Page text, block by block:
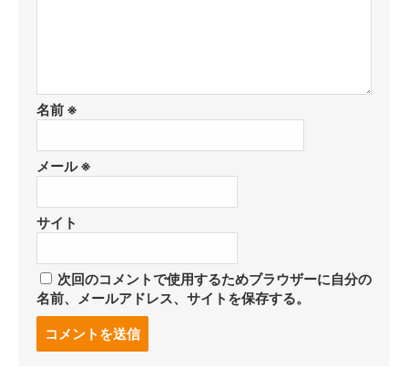
名前 ※
メール※
サイト
次回のコメントで使用するためブラウザーに自分の
名前、メールアドレス、サイトを保存する。